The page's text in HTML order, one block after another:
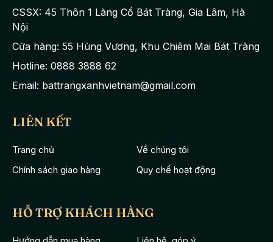
CSSX: 45 Thôn 1 Làng Cổ Bát Tràng, Gia Lâm, Hà
Nội
Cửa hàng: 55 Hùng Vương, Khu Chiêm Mai Bát Tràng
Hotline: 0888 3888 62
Email: battrangxanhvietnam@gmail.com
LIÊN KẾT
Trang chủ
Về chúng tôi
Chính sách giao hàng
Quy chế hoạt động
HỖ TRỢ KHÁCH HÀNG